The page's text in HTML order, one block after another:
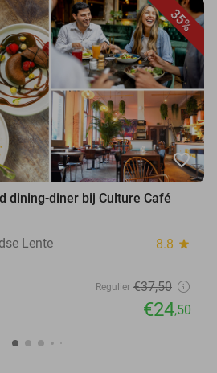
35%
favorite_border
dining-diner bij Culture Café
Lente
8.8 star
Regulier €37,50
€24,50